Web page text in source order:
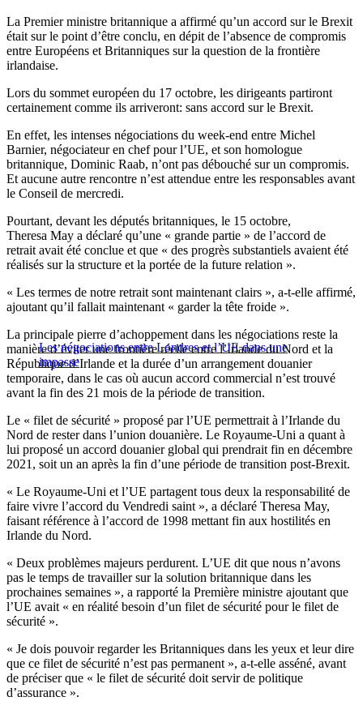
La Premier ministre britannique a affirmé qu’un accord sur le Brexit
était sur le point d’être conclu, en dépit de l’absence de compromis
entre Européens et Britanniques sur la question de la frontière
irlandaise.
Lors du sommet européen du 17 octobre, les dirigeants partiront
certainement comme ils arriveront: sans accord sur le Brexit.
En effet, les intenses négociations du week-end entre Michel
Barnier, négociateur en chef pour l’UE, et son homologue
britannique, Dominic Raab, n’ont pas débouché sur un compromis.
Et aucune autre rencontre n’est attendue entre les responsables avant
le Conseil de mercredi.
Pourtant, devant les députés britanniques, le 15 octobre,
Theresa May a déclaré qu’une « grande partie » de l’accord de
retrait avait été conclue et que « des progrès substantiels avaient été
réalisés sur la structure et la portée de la future relation ».
« Les termes de notre retrait sont maintenant clairs », a-t-elle affirmé,
ajoutant qu’il fallait maintenant « garder la tête froide ».
Les négociations entre Londres et l’UE dans une
impasse
La principale pierre d’achoppement dans les négociations reste la
manière d’éviter une frontière réelle entre l’Irlande du Nord et la
République d’Irlande et la durée d’un arrangement douanier
temporaire, dans le cas où aucun accord commercial n’est trouvé
avant la fin des 21 mois de la période de transition.
Le « filet de sécurité » proposé par l’UE permettrait à l’Irlande du
Nord de rester dans l’union douanière. Le Royaume-Uni a quant à
lui proposé un accord douanier global qui prendrait fin en décembre
2021, soit un an après la fin d’une période de transition post-Brexit.
« Le Royaume-Uni et l’UE partagent tous deux la responsabilité de
faire vivre l’accord du Vendredi saint », a déclaré Theresa May,
faisant référence à l’accord de 1998 mettant fin aux hostilités en
Irlande du Nord.
« Deux problèmes majeurs perdurent. L’UE dit que nous n’avons
pas le temps de travailler sur la solution britannique dans les
prochaines semaines », a rapporté la Première ministre ajoutant que
l’UE avait « en réalité besoin d’un filet de sécurité pour le filet de
sécurité ».
« Je dois pouvoir regarder les Britanniques dans les yeux et leur dire
que ce filet de sécurité n’est pas permanent », a-t-elle asséné, avant
de préciser que « le filet de sécurité doit servir de politique
d’assurance ».